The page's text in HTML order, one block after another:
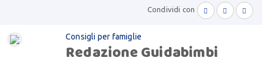
Condividi con   
Consigli per famiglie
Redazione Guidabimbi